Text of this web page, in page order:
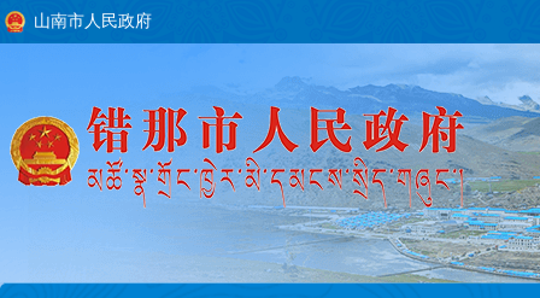
山南市人民政府